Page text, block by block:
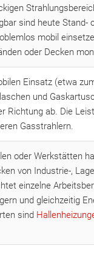
sind heute Stand-
mobil
oder Decken
Einsatz (etwa
und
Richtung ab. Die
Gasstrahlern.
oder Werkstätten
von Industrie-,
einzelne
und gleichzeitig
sind